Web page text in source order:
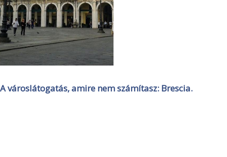
A városlátogatás, amire nem számítasz: Brescia.